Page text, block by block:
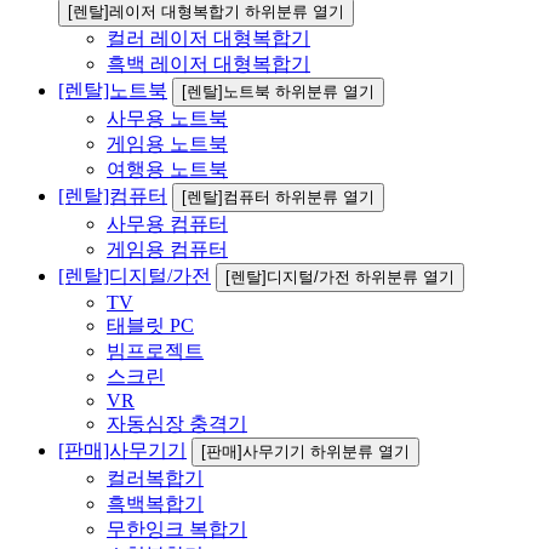
[렌탈]레이저 대형복합기 하위분류 열기
컬러 레이저 대형복합기
흑백 레이저 대형복합기
[렌탈]노트북
[렌탈]노트북 하위분류 열기
사무용 노트북
게임용 노트북
여행용 노트북
[렌탈]컴퓨터
[렌탈]컴퓨터 하위분류 열기
사무용 컴퓨터
게임용 컴퓨터
[렌탈]디지털/가전
[렌탈]디지털/가전 하위분류 열기
TV
태블릿 PC
빔프로젝트
스크린
VR
자동심장 충격기
[판매]사무기기
[판매]사무기기 하위분류 열기
컬러복합기
흑백복합기
무한잉크 복합기